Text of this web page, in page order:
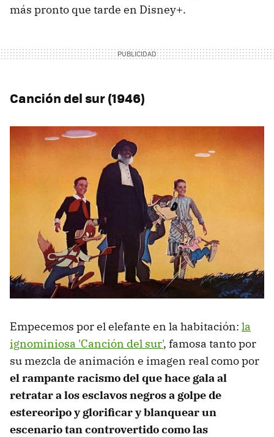
más pronto que tarde en Disney+.
Canción del sur (1946)
Empecemos por el elefante en la habitación: la
ignominiosa 'Canción del sur', famosa tanto por
su mezcla de animación e imagen real como por
el rampante racismo del que hace gala al
retratar a los esclavos negros a golpe de
estereoripo y glorificar y blanquear un
escenario tan controvertido como las